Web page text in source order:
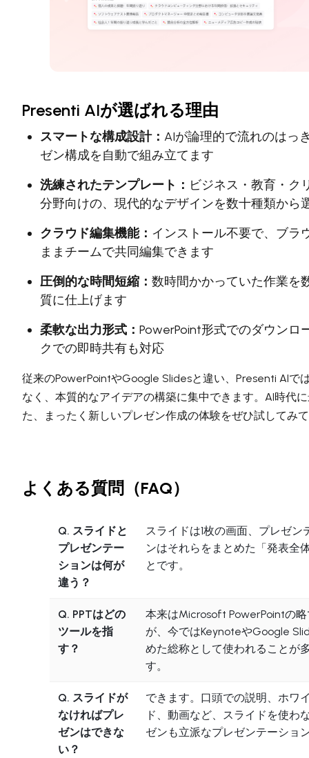
Presenti AIが選ばれる理由
スマートな構成設計： AIが論理的で流れのはっ
ゼン構成を自動で組み立てます
洗練されたテンプレート： ビジネス・教育・ク
分野向けの、現代的なデザインを数十種類から
クラウド編集機能： インストール不要で、ブラ
ままチームで共同編集できます
圧倒的な時間短縮： 数時間かかっていた作業を
質に仕上げます
柔軟な出力形式： PowerPoint形式でのダウンロ
クでの即時共有も対応
従来のPowerPointやGoogle Slidesと違い、Presenti AIで
なく、本質的なアイデアの構築に集中できます。AI時代
た、まったく新しいプレゼン作成の体験をぜひ試してみ
よくある質問（FAQ）
Q. スライドと
プレゼンテー
ションは何が
違う？
スライドは1枚の画面、プレゼン
ンはそれらをまとめた「発表全
とです。
Q. PPTはどの
ツールを指
す？
本来はMicrosoft PowerPointの
が、今ではKeynoteやGoogle
めた総称として使われることが
す。
Q. スライドが
なければプレ
ゼンはできな
い？
できます。口頭での説明、ホワ
ド、動画など、スライドを使わ
ゼンも立派なプレゼンテーショ